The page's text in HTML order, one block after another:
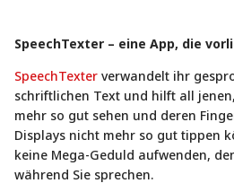
SpeechTexter – eine App, die
SpeechTexter verwandelt ihr
schriftlichen Text und hilft all
mehr so gut sehen und deren
Displays nicht mehr so gut tippen
keine Mega-Geduld aufwenden,
während Sie sprechen.